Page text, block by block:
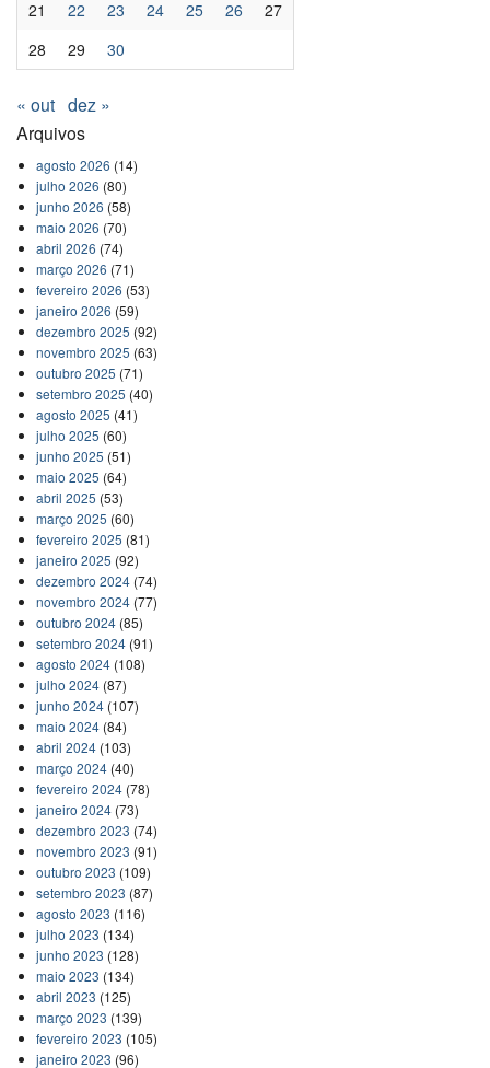
21
22 23 24 25 26
27
28
29 30
« out dez »
Arquivos
agosto 2026 (14)
julho 2026 (80)
junho 2026 (58)
maio 2026 (70)
abril 2026 (74)
março 2026 (71)
fevereiro 2026 (53)
janeiro 2026 (59)
dezembro 2025 (92)
novembro 2025 (63)
outubro 2025 (71)
setembro 2025 (40)
agosto 2025 (41)
julho 2025 (60)
junho 2025 (51)
maio 2025 (64)
abril 2025 (53)
março 2025 (60)
fevereiro 2025 (81)
janeiro 2025 (92)
dezembro 2024(74)
novembro 2024(77)
outubro 2024(85)
setembro 2024(91)
agosto 2024(108)
julho 2024(87)
junho 2024(107)
maio 2024(84)
abril 2024(103)
março 2024(40)
fevereiro 2024(78)
janeiro 2024(73)
dezembro 2023 (74)
novembro 2023 (91)
outubro 2023 (109)
setembro 2023 (87)
agosto 2023 (116)
julho 2023 (134)
junho 2023 (128)
maio 2023 (134)
abril 2023 (125)
março 2023 (139)
fevereiro 2023 (105)
janeiro 2023 (96)